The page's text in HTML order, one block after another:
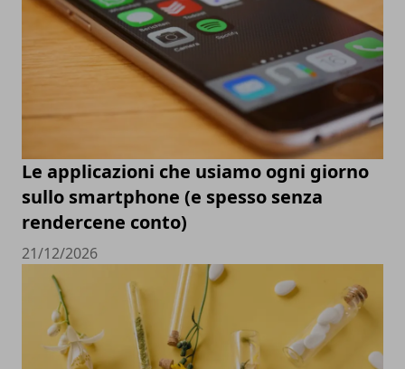
Le applicazioni che usiamo ogni giorno
sullo smartphone (e spesso senza
rendercene conto)
21/12/2026